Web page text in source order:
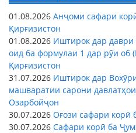
01.08.2026 Анҷоми сафари
Қирғизистон
01.08.2026 Иштирок дар
оид ба формулаи 1 дар рӯи об
Қирғизистон
31.07.2026 Иштирок дар
машваратии сарони
Озарбойҷон
30.07.2026 Оғози сафари корӣ
30.07.2026 Сафари корӣ ба